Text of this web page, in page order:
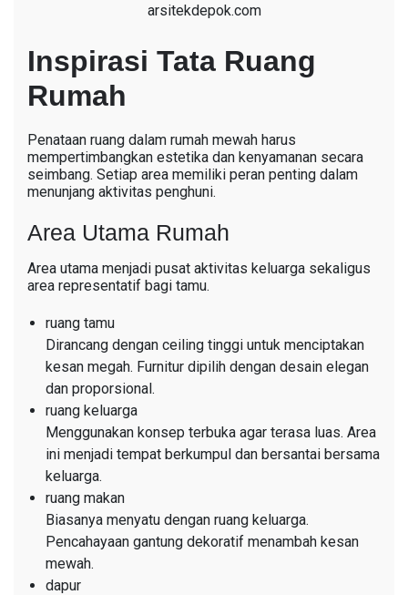
arsitekdepok.com
Inspirasi Tata Ruang
Rumah
Penataan ruang dalam rumah mewah harus
mempertimbangkan estetika dan kenyamanan secara
seimbang. Setiap area memiliki peran penting dalam
menunjang aktivitas penghuni.
Area Utama Rumah
Area utama menjadi pusat aktivitas keluarga sekaligus
area representatif bagi tamu.
ruang tamu
Dirancang dengan ceiling tinggi untuk menciptakan
kesan megah. Furnitur dipilih dengan desain elegan
dan proporsional.
ruang keluarga
Menggunakan konsep terbuka agar terasa luas. Area
ini menjadi tempat berkumpul dan bersantai bersama
keluarga.
ruang makan
Biasanya menyatu dengan ruang keluarga.
Pencahayaan gantung dekoratif menambah kesan
mewah.
dapur